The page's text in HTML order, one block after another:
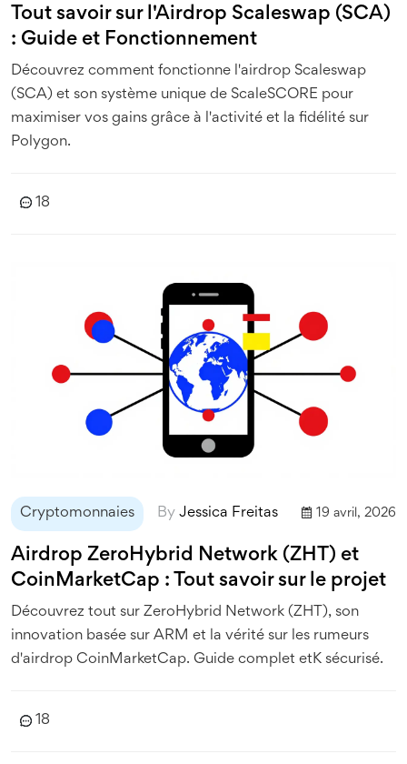
Tout savoir sur l'Airdrop Scaleswap (SCA)
: Guide et Fonctionnement
Découvrez comment fonctionne l'airdrop Scaleswap
(SCA) et son système unique de ScaleSCORE pour
maximiser vos gains grâce à l'activité et la fidélité sur
Polygon.
18
Cryptomonnaies By Jessica Freitas 19 avril, 2026
Airdrop ZeroHybrid Network (ZHT) et
CoinMarketCap : Tout savoir sur le projet
Découvrez tout sur ZeroHybrid Network (ZHT), son
innovation basée sur ARM et la vérité sur les rumeurs
d'airdrop CoinMarketCap. Guide complet etK sécurisé.
18